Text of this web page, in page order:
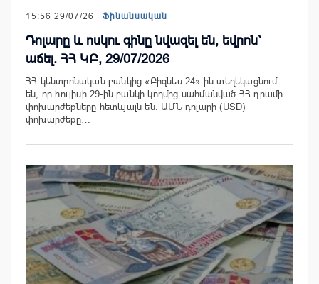
15:56 29/07/26 | Ֆինանսական
Դոլարը և ոսկու գինը նվազել են, եվրոն՝
աճել. ՀՀ ԿԲ, 29/07/2026
ՀՀ կենտրոնական բանկից «Բիզնես 24»-ին տեղեկացնում
են, որ հուլիսի 29-ին բանկի կողմից սահմանված ՀՀ դրամի
փոխարժեքները հետևյալն են. ԱՄՆ դոլարի (USD)
փոխարժեքը…